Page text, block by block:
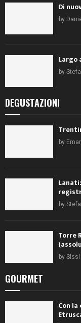
Di
by
Largo
by
DEGUSTAZIONI
by
by
Torre
by Sissi
GOURMET
Con